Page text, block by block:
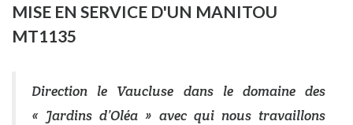
MISE EN SERVICE D'UN MANITOU
MT1135
Direction le Vaucluse dans le domaine des
« Jardins d’Oléa » avec qui nous travaillons